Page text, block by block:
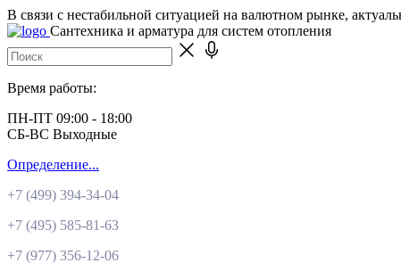
В связи с нестабильной ситуацией на валютном рынке,
Сантехника и арматура для систем отопления
Время работы:
ПН-ПТ 09:00 - 18:00
СБ-ВС Выходные
Определение...
+7 (499) 394-34-04
+7 (495) 585-81-63
+7 (977) 356-12-06